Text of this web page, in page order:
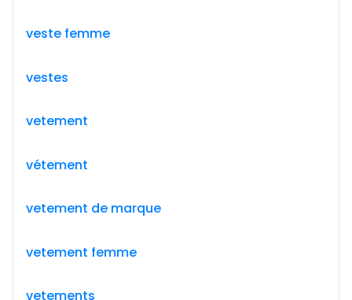
veste femme
vestes
vetement
vétement
vetement de marque
vetement femme
vetements